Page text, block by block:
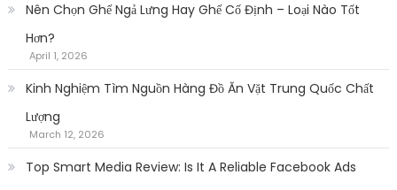
Nên Chọn Ghế Ngả Lưng Hay Ghế Cố Định – Loại Nào Tốt
Hơn?
April 1, 2026
Kinh Nghiệm Tìm Nguồn Hàng Đồ Ăn Vặt Trung Quốc Chất
Lượng
March 12, 2026
Top Smart Media Review: Is It A Reliable Facebook Ads